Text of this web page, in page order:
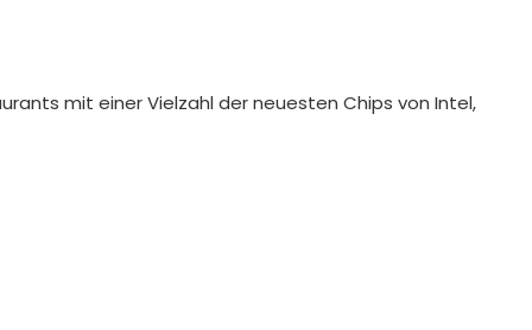
mit einer Vielzahl der neuesten Chips von Intel,